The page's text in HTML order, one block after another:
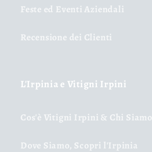
Feste ed Eventi Aziendali
Recensione dei Clienti
L'Irpinia e Vitigni Irpini
Cos'è Vitigni Irpini & Chi Siamo
Dove Siamo, Scopri l'Irpinia